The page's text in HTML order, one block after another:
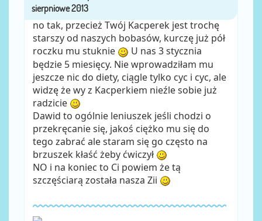
no tak, przecież Twój Kacperek jest trochę
starszy od naszych bobasów, kurczę już pół
roczku mu stuknie
U nas 3 stycznia
będzie 5 miesięcy. Nie wprowadziłam mu
jeszcze nic do diety, ciągle tylko cyc i cyc, ale
widzę że wy z Kacperkiem nieźle sobie już
radzicie
Dawid to ogólnie leniuszek jeśli chodzi o
przekręcanie się, jakoś ciężko mu się do
tego zabrać ale staram się go często na
brzuszek kłaść żeby ćwiczył
NO i na koniec to Ci powiem że tą
szczęściarą została nasza Zii